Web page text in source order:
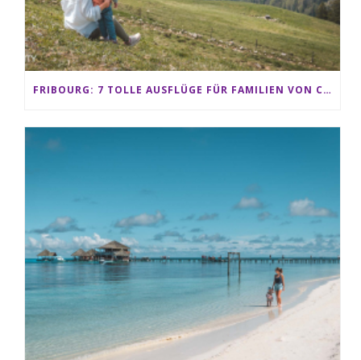
FRIBOURG: 7 TOLLE AUSFLÜGE FÜR FAMILIEN VON CHARMEY BIS LES PACCOTS